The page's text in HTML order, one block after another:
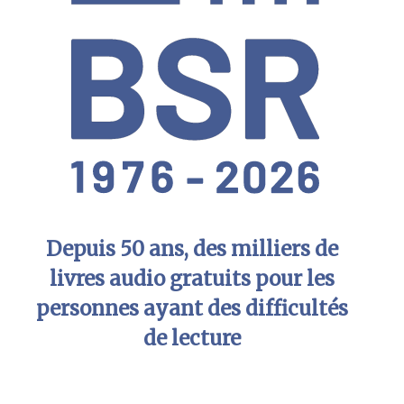
Depuis 50 ans, des milliers de
livres audio gratuits pour les
personnes ayant des difficultés
de lecture